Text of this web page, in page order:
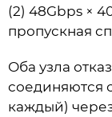
(2) 48Gbps ×
пропускная
Оба узла
соединяются
каждый) через